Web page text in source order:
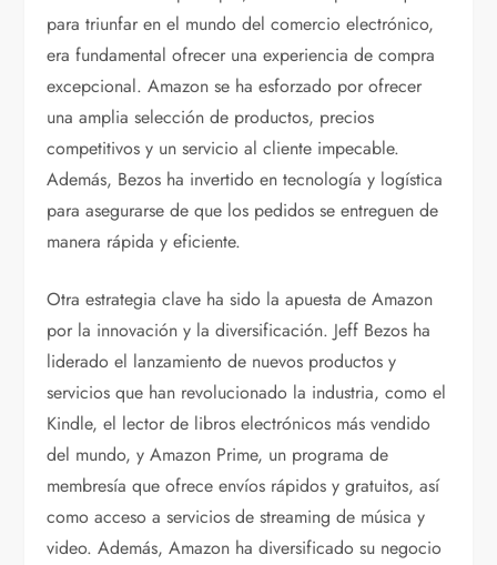
para triunfar en el mundo del comercio electrónico,
era fundamental ofrecer una experiencia de compra
excepcional. Amazon se ha esforzado por ofrecer
una amplia selección de productos, precios
competitivos y un servicio al cliente impecable.
Además, Bezos ha invertido en tecnología y logística
para asegurarse de que los pedidos se entreguen de
manera rápida y eficiente.
Otra estrategia clave ha sido la apuesta de Amazon
por la innovación y la diversificación. Jeff Bezos ha
liderado el lanzamiento de nuevos productos y
servicios que han revolucionado la industria, como el
Kindle, el lector de libros electrónicos más vendido
del mundo, y Amazon Prime, un programa de
membresía que ofrece envíos rápidos y gratuitos, así
como acceso a servicios de streaming de música y
video. Además, Amazon ha diversificado su negocio